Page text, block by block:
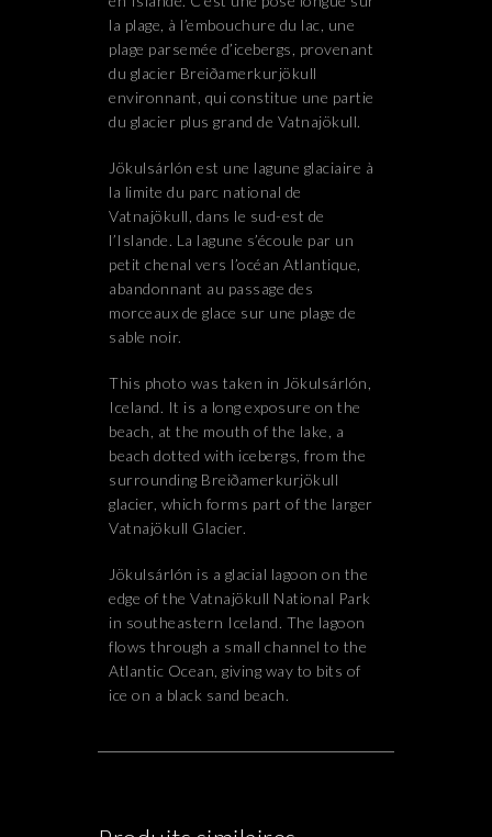
la plage, à l’embouchure du lac, une
plage parsemée d’icebergs, provenant
du glacier Breiðamerkurjökull
environnant, qui constitue une partie
du glacier plus grand de Vatnajökull.
Jökulsárlón est une lagune glaciaire à
la limite du parc national de
Vatnajökull, dans le sud-est de
l’Islande. La lagune s’écoule par un
petit chenal vers l’océan Atlantique,
abandonnant au passage des
morceaux de glace sur une plage de
sable noir.
This photo was taken in Jökulsárlón,
Iceland. It is a long exposure on the
beach, at the mouth of the lake, a
beach dotted with icebergs, from the
surrounding Breiðamerkurjökull
glacier, which forms part of the larger
Vatnajökull Glacier.
Jökulsárlón is a glacial lagoon on the
edge of the Vatnajökull National Park
in southeastern Iceland. The lagoon
flows through a small channel to the
Atlantic Ocean, giving way to bits of
ice on a black sand beach.